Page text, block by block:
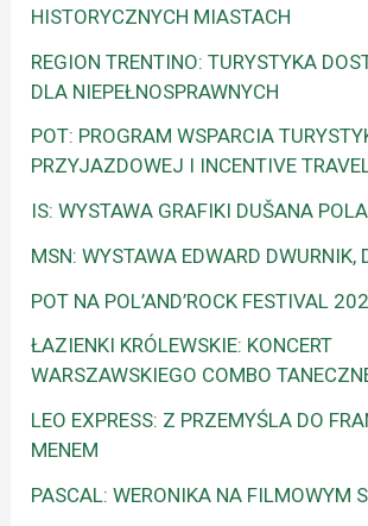
HISTORYCZNYCH MIASTACH
REGION TRENTINO: TURYSTYKA
DLA NIEPEŁNOSPRAWNYCH
POT: PROGRAM WSPARCIA
PRZYJAZDOWEJ I INCENTIVE
IS: WYSTAWA GRAFIKI DUŠANA
MSN: WYSTAWA EDWARD DWURNIK,
POT NA POL’AND’ROCK FESTIVAL
ŁAZIENKI KRÓLEWSKIE: KONCERT
WARSZAWSKIEGO COMBO
LEO EXPRESS: Z PRZEMYŚLA DO
MENEM
PASCAL: WERONIKA NA FILMOWYM